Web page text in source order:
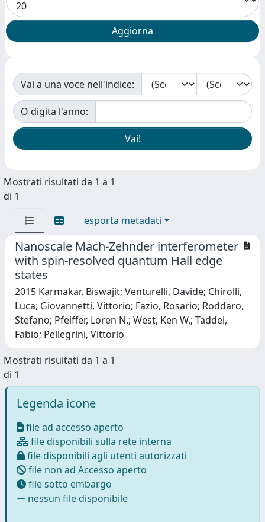
Vai a una voce nell'indice:
O digita l'anno:
Mostrati risultati da 1 a 1
di 1
esporta metadati
Nanoscale Mach-Zehnder interferometer
with spin-resolved quantum Hall edge
states
2015 Karmakar, Biswajit; Venturelli, Davide; Chirolli,
Luca; Giovannetti, Vittorio; Fazio, Rosario; Roddaro,
Stefano; Pfeiffer, Loren N.; West, Ken W.; Taddei,
Fabio; Pellegrini, Vittorio
Mostrati risultati da 1 a 1
di 1
Legenda icone
file ad accesso aperto
file disponibili sulla rete interna
file disponibili agli utenti autorizzati
file non ad Accesso aperto
file sotto embargo
nessun file disponibile